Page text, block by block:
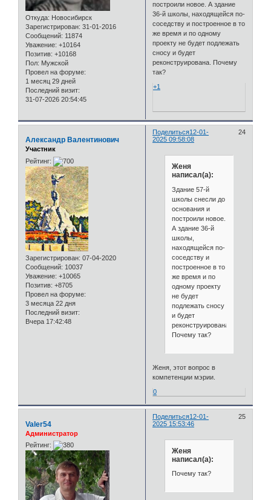
Откуда: Новосибирск
Зарегистрирован: 31-01-2016
Сообщений: 11874
Уважение: +10164
Позитив: +10168
Пол: Мужской
Провел на форуме:
1 месяц 29 дней
Последний визит:
31-07-2026 20:54:45
построили новое. А здание
36-й школы, находящейся по-
соседству и построенное в то
же время и по одному
проекту не будет подлежать
сносу и будет
реконструирована. Почему
так?
+1
Поделиться 24
12-01-
2025 09:58:08
Александр Валентинович
Участник
Рейтинг:
Зарегистрирован: 07-04-2020
Сообщений: 10037
Уважение: +10065
Позитив: +8705
Провел на форуме:
3 месяца 22 дня
Последний визит:
Вчера 17:42:48
Женя
написал(а):
Здание 57-й
школы снесли до
основания и
построили новое.
А здание 36-й
школы,
находящейся по-
соседству и
построенное в то
же время и по
одному проекту
не будет
подлежать сносу
и будет
реконструирована.
Почему так?
Женя, этот вопрос в
компетенции мэрии.
0
Поделиться 25
12-01-
2025 15:53:46
Valer54
Администратор
Рейтинг:
Женя
написал(а):
Почему так?